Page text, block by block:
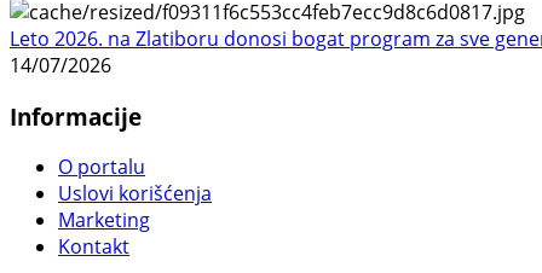
Leto 2026. na Zlatiboru donosi bogat program za sve
14/07/2026
Informacije
O portalu
Uslovi korišćenja
Marketing
Kontakt